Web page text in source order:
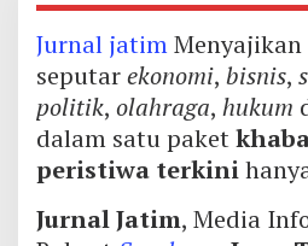
Jurnal jatim
seputarekonomi, bisnis,
politik, olahraga, hukum
dalam satu paket
peristiwa terkini
Jurnal Jatim, Media